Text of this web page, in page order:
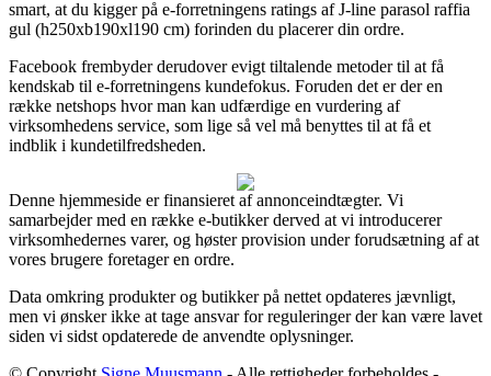
smart, at du kigger på e-forretningens ratings af J-line parasol raffia
gul (h250xb190xl190 cm) forinden du placerer din ordre.
Facebook frembyder derudover evigt tiltalende metoder til at få
kendskab til e-forretningens kundefokus. Foruden det er der en
række netshops hvor man kan udfærdige en vurdering af
virksomhedens service, som lige så vel må benyttes til at få et
indblik i kundetilfredsheden.
Denne hjemmeside er finansieret af annonceindtægter. Vi
samarbejder med en række e-butikker derved at vi introducerer
virksomhedernes varer, og høster provision under forudsætning af at
vores brugere foretager en ordre.
Data omkring produkter og butikker på nettet opdateres jævnligt,
men vi ønsker ikke at tage ansvar for reguleringer der kan være lavet
siden vi sidst opdaterede de anvendte oplysninger.